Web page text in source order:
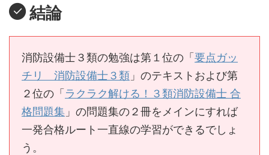
結論
消防設備士３類の勉強は第１位の「 要点ガッ
チリ 消防設備士３類 」のテキストおよび第
２位の「 ラクラク解ける！３類消防設備士 合
格問題集 」の問題集の２冊をメインにすれば
一発合格ルート一直線の学習ができるでしょ
う。